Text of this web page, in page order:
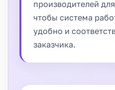
производителей
чтобы система
удобно и
заказчика.